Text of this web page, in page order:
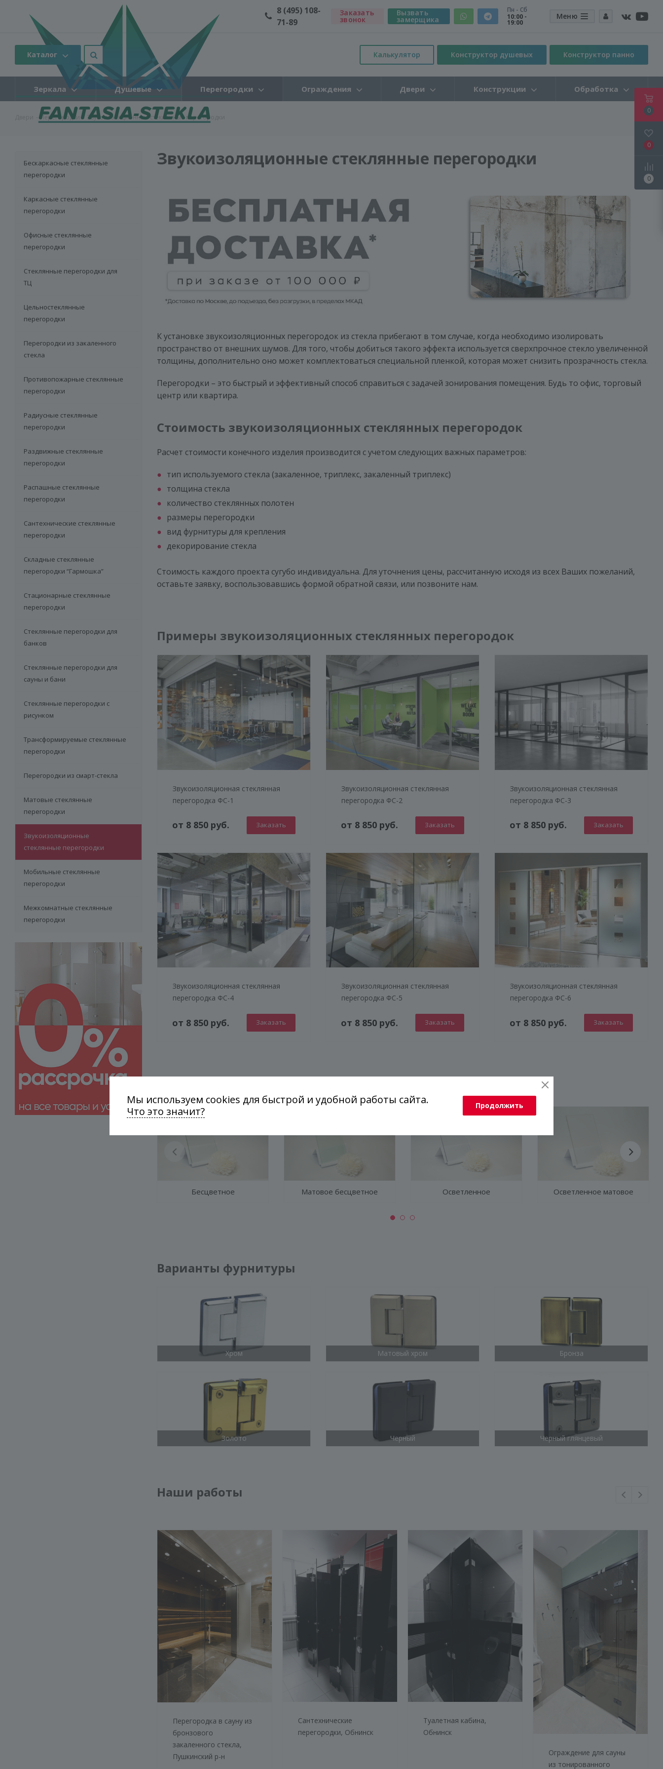
8 (495) 108-
71-89
Заказать
звонок
Вызвать
замерщика
Пн - Сб
10:00 -
19:00
Меню
Каталог Калькулятор Конструктор душевых Конструктор панно
Зеркала Душевые Перегородки Ограждения Двери Конструкции Обработка
Перегородки - Звукоизоляционные стеклянные перегородки
Звукоизоляционные стеклянные перегородки
К установке звукоизоляционных перегородок из стекла прибегают в том случае, когда необходимо изолировать
пространство от внешних шумов. Для того, чтобы добиться такого эффекта используется сверхпрочное стекло увеличенной
толщины, дополнительно оно может комплектоваться специальной пленкой, которая может снизить прозрачность стекла.
Перегородки – это быстрый и эффективный способ справиться с задачей зонирования помещения. Будь то офис, торговый
центр или квартира.
Стоимость звукоизоляционных стеклянных перегородок
Расчет стоимости конечного изделия производится с учетом следующих важных параметров:
тип используемого стекла (закаленное, триплекс, закаленный триплекс)
толщина стекла
количество стеклянных полотен
размеры перегородки
вид фурнитуры для крепления
декорирование стекла
Стоимость каждого проекта сугубо индивидуальна. Для уточнения цены, рассчитанную исходя из всех Ваших пожеланий,
оставьте заявку, воспользовавшись формой обратной связи, или позвоните нам.
Примеры звукоизоляционных стеклянных перегородок
Звукоизоляционная стеклянная
перегородка ФС-1
от 8 850 руб. Заказать
Звукоизоляционная стеклянная
перегородка ФС-2
от 8 850 руб. Заказать
Звукоизоляционная стеклянная
перегородка ФС-3
от 8 850 руб. Заказать
Звукоизоляционная стеклянная
перегородка ФС-4
от 8 850 руб. Заказать
Звукоизоляционная стеклянная
перегородка ФС-5
от 8 850 руб. Заказать
Звукоизоляционная стеклянная
перегородка ФС-6
от 8 850 руб. Заказать
Бесцветное Матовое бесцветное Осветленное Осветленное матовое
Варианты фурнитуры
Хром Матовый хром Бронза
Золото Черный Черный глянцевый
Наши работы
Перегородка в сауну из
бронзового
закаленного стекла,
Пушкинский р-н
Сантехнические
перегородки, Обнинск
Туалетная кабина,
Обнинск
Ограждение для сауны
из тонированного
Бескаркасные стеклянные
перегородки
Каркасные стеклянные
перегородки
Офисные стеклянные
перегородки
Стеклянные перегородки для
ТЦ
Цельностеклянные
перегородки
Перегородки из закаленного
стекла
Противопожарные стеклянные
перегородки
Радиусные стеклянные
перегородки
Раздвижные стеклянные
перегородки
Распашные стеклянные
перегородки
Сантехнические стеклянные
перегородки
Складные стеклянные
перегородки “Гармошка”
Стационарные стеклянные
перегородки
Стеклянные перегородки для
банков
Стеклянные перегородки для
сауны и бани
Стеклянные перегородки с
рисунком
Трансформируемые стеклянные
перегородки
Перегородки из смарт-стекла
Матовые стеклянные
перегородки
Звукоизоляционные
стеклянные перегородки
Мобильные стеклянные
перегородки
Межкомнатные стеклянные
перегородки
0
0
0
Мы используем cookies для быстрой и удобной работы сайта.
Что это значит?
Продолжить
ГЕНЕРАТОР ДУШЕВЫХ КАБИН
КОНСТРУКЦИЯ СТЕКЛО